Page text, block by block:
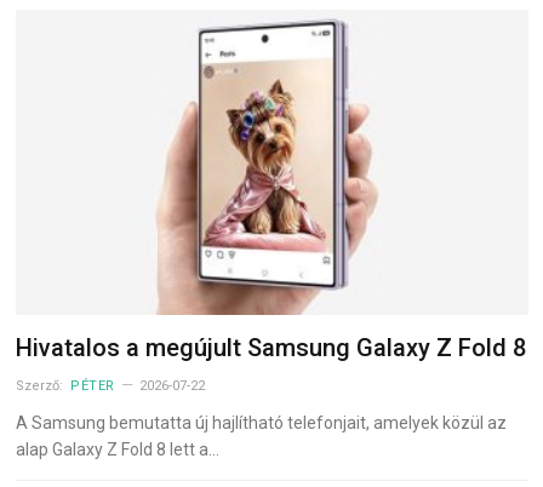
Hivatalos a megújult Samsung Galaxy Z Fold 8
Szerző: PÉTER 2026-07-22
A Samsung bemutatta új hajlítható telefonjait, amelyek közül az
alap Galaxy Z Fold 8 lett a…